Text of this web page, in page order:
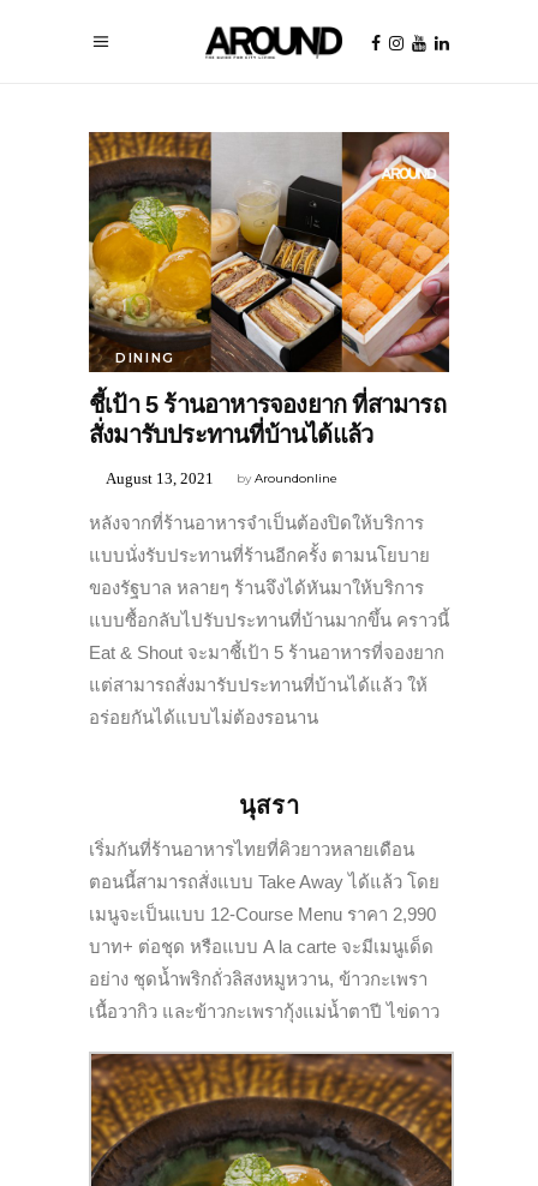
DINING
ชี้เป้า 5 ร้านอาหารจองยาก ที่สามารถ
สั่งมารับประทานที่บ้านได้แล้ว
byAroundonline
August 13, 2021
หลังจากที่ร้านอาหารจำเป็นต้องปิดให้บริการ
แบบนั่งรับประทานที่ร้านอีกครั้ง ตามนโยบาย
ของรัฐบาล หลายๆ ร้านจึงได้หันมาให้บริการ
แบบซื้อกลับไปรับประทานที่บ้านมากขึ้น คราวนี้
Eat & Shout จะมาชี้เป้า 5 ร้านอาหารที่จองยาก
แต่สามารถสั่งมารับประทานที่บ้านได้แล้ว ให้
อร่อยกันได้แบบไม่ต้องรอนาน
นุสรา
เริ่มกันที่ร้านอาหารไทยที่คิวยาวหลายเดือน
ตอนนี้สามารถสั่งแบบ Take Away ได้แล้ว โดย
เมนูจะเป็นแบบ 12-Course Menu ราคา 2,990
บาท+ ต่อชุด หรือแบบ A la carte จะมีเมนูเด็ด
อย่าง ชุดน้ำพริกถั่วลิสงหมูหวาน, ข้าวกะเพรา
เนื้อวากิว และข้าวกะเพรากุ้งแม่น้ำตาปี ไข่ดาว